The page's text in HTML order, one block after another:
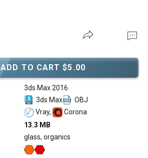
ADD TO CART $5.00
3ds Max 2016
3ds Max
OBJ
Vray,
Corona
13.3 MB
glass, organics